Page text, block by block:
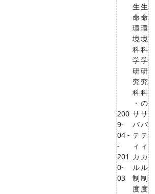
200
9-
04 -
-
201
0-
03
生
命
環
境
科
学
研
究
科
・
サ
バ
テ
ィ
カ
ル
制
度
生
命
環
境
科
学
研
究
科
の
サ
バ
テ
ィ
カ
ル
制
度